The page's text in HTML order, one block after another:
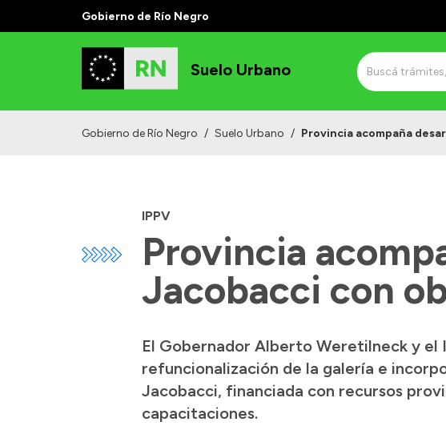
Gobierno de Río Negro
Suelo Urbano
Gobierno de Río Negro / Suelo Urbano / Provincia acompaña
IPPV
Provincia
Jacobacci con
El Gobernador Alberto Weretilneck y
refuncionalización de la galería e
Jacobacci, financiada con recursos
capacitaciones.